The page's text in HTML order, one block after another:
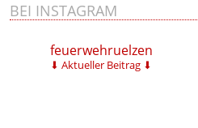
BEI INSTAGRAM
feuerwehruelzen
⬇ Aktueller Beitrag ⬇